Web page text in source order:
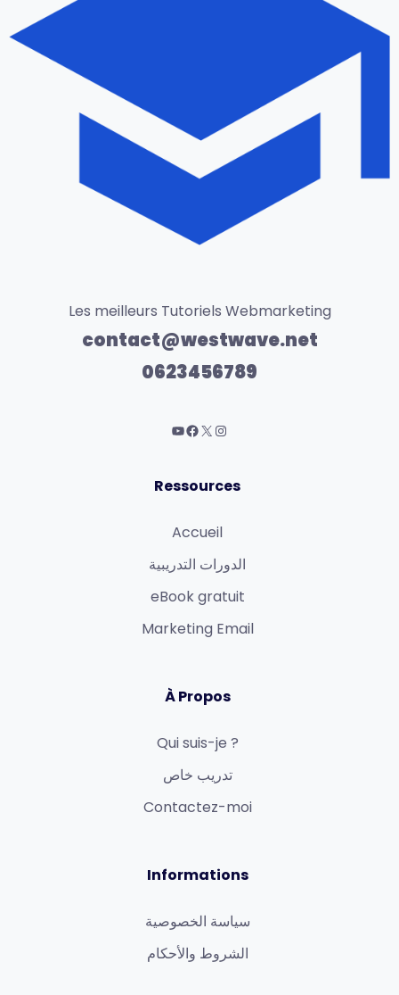
Les meilleurs Tutoriels Webmarketing
contact@westwave.net
0623456789
Ressources
Accueil
الدورات التدريبية
eBook gratuit
Marketing Email
À Propos
Qui suis-je ?
تدريب خاص
Contactez-moi
Informations
سياسة الخصوصية
الشروط والأحكام